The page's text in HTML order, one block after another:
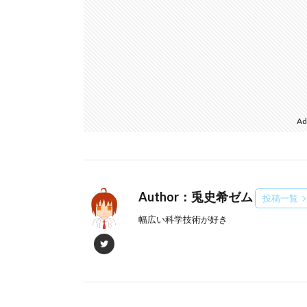
Author：兎史希ゼム
投稿一覧
幅広い科学技術が好き